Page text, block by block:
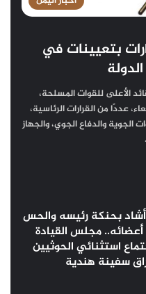
بتعيينات في
الأعلى للقوات المسلحة،
عددًا من القرارات الرئاسية،
والدفاع الجوي، والجهاز
بحنكة رئيسه والحس
مجلس القيادة
استثنائي الحوثيين
سفينة هندية